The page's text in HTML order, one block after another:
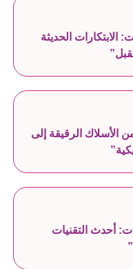
الابتكارات الحديثة
الأسلاك الرقيقة إلى
أحدث التقنيات